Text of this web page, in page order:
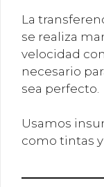
La
se realiza
velocidad
necesario
sea perfecto.
Usamos
como tintas